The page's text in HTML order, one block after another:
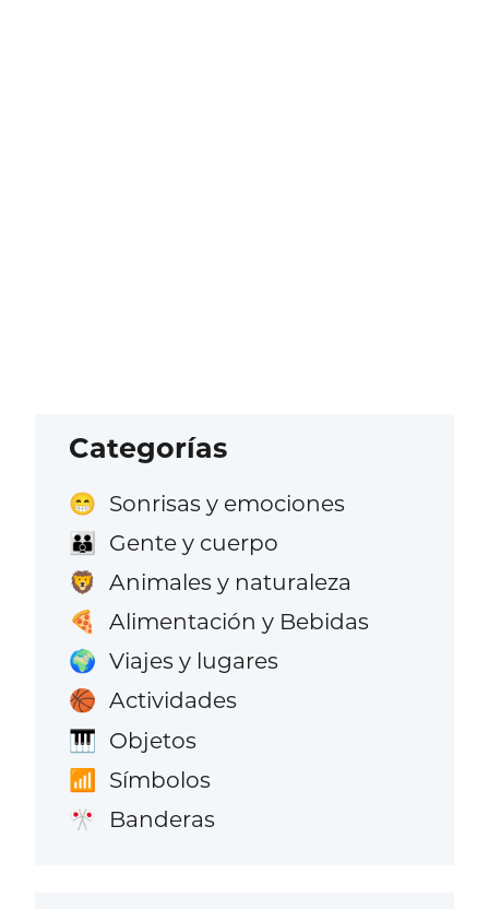
Categorías
😁 Sonrisas y emociones
👪 Gente y cuerpo
🦁 Animales y naturaleza
🍕 Alimentación y Bebidas
🌍 Viajes y lugares
🏀 Actividades
🎹 Objetos
📶 Símbolos
🎌 Banderas